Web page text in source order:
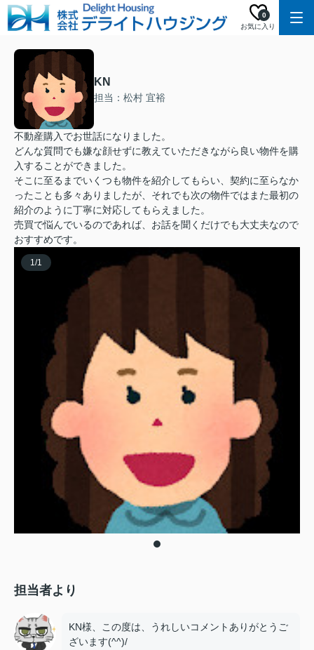
お気に入り
0
KN
担当：松村 宜裕
不動産購入でお世話になりました。
どんな質問でも嫌な顔せずに教えていただきながら良い物件を購
入することができました。
そこに至るまでいくつも物件を紹介してもらい、契約に至らなか
ったことも多々ありましたが、それでも次の物件ではまた最初の
紹介のように丁寧に対応してもらえました。
売買で悩んでいるのであれば、お話を聞くだけでも大丈夫なので
おすすめです。
1/1
担当者より
KN様、この度は、うれしいコメントありがとうご
ざいます(^^)/